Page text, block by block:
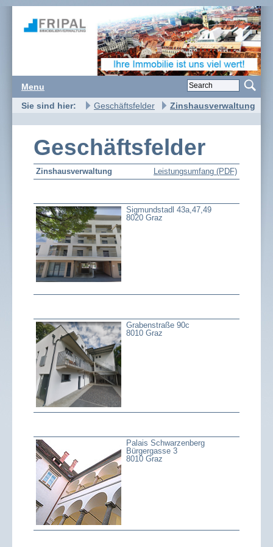
Menu
Sie sind hier:
Geschäftsfelder Zinshausverwaltung
Geschäftsfelder
Zinshausverwaltung Leistungsumfang (PDF)
Sigmundstadl 43a,47,49
8020 Graz
Grabenstraße 90c
8010 Graz
Palais Schwarzenberg
Bürgergasse 3
8010 Graz